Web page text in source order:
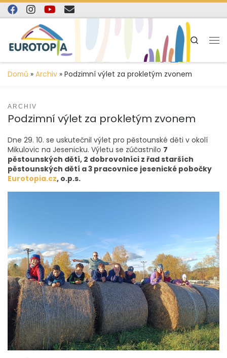
content
Skip to content
Search
Domů » Archiv » Podzimní výlet za prokletým zvonem
ARCHIV
Podzimní výlet za prokletým zvonem
Dne 29. 10. se uskutečnil výlet pro pěstounské děti v okolí
Mikulovic na Jesenicku. Výletu se zúčastnilo 7
pěstounských dětí, 2 dobrovolníci z řad starších
pěstounských dětí a 3 pracovnice jesenické pobočky
Eurotopia.cz, o.p.s.